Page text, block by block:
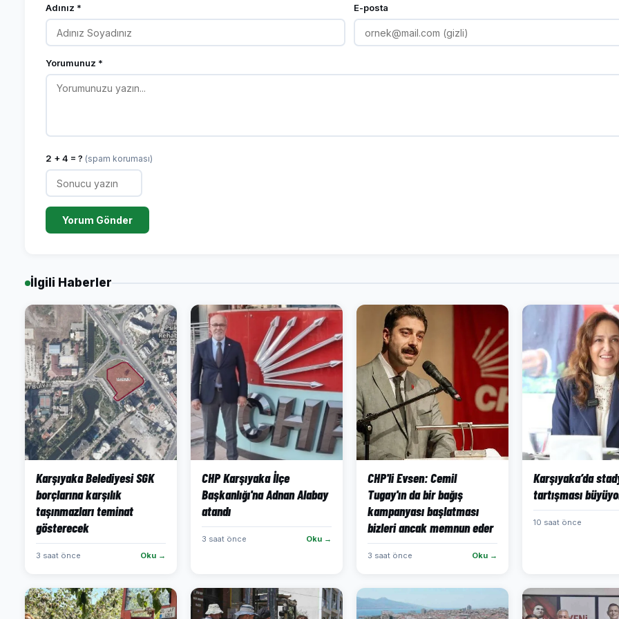
Adınız * E-posta
Yorumunuz *
2 + 4 = ? (spam koruması)
Yorum Gönder
İlgili Haberler
Karşıyaka Belediyesi SGK
borçlarına karşılık
taşınmazları teminat
gösterecek
3 saat önce Oku →
CHP Karşıyaka İlçe
Başkanlığı'na Adnan Alabay
atandı
3 saat önce Oku →
CHP'li Evsen: Cemil
Tugay'ın da bir bağış
kampanyası başlatması
bizleri ancak memnun eder
3 saat önce Oku →
Karşıyaka’da
tartışması
10 saat önce